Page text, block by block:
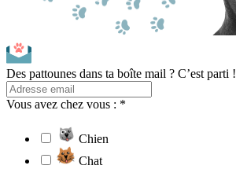
Des pattounes dans ta boîte mail ? C’est parti !
Vous avez chez vous : *
Chien
Chat